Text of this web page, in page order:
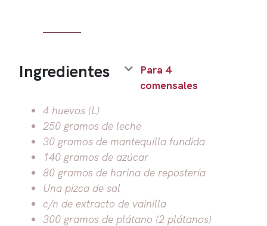
Ingredientes
Para 4
comensales
4 huevos (L)
250 gramos de leche
30 gramos de mantequilla fundida
140 gramos de azúcar
80 gramos de harina de repostería
Una pizca de sal
c/n de extracto de vainilla
300 gramos de plátano (2 plátanos)